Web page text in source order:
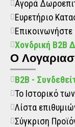
Αγορά
Ευρετήριο
Επικοινωνήστε
Χονδρική B2B
O
B2B -
Το Ιστορικό
Λίστα
Σύγκριση